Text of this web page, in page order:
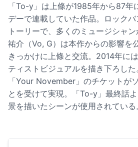
「To-y」は上條が1985年から87年
デーで連載していた作品。ロック
トーリーで、多くのミュージシャ
祐介（Vo, G）は本作からの影響を
きっかけに上條と交流。2014年に
ティストビジュアルを描き下ろし
「Your November」のチケットが
とを受けて実現。「To-y」最終話
景を描いたシーンが使用されている